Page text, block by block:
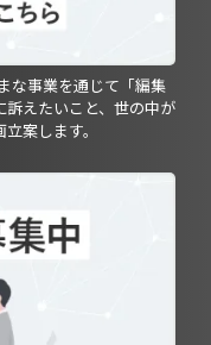
な事業を通じて「編集
えたいこと、世の中が
案します。